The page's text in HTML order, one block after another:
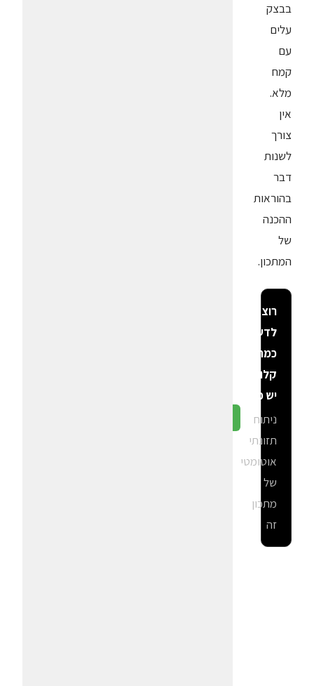
בבצק
עלים
עם
קמח
מלא.
אין
צורך
לשנות
דבר
בהוראות
ההכנה
של
המתכון.
רוצה
לדעת
כמה
קלוריות
יש פה?
ניתוח
תזונתי
אוטומטי
של
מתכון
זה